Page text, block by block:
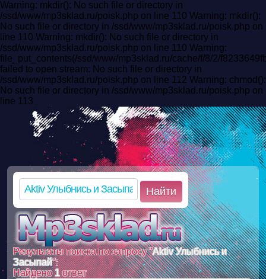
Warning: mkdir(): No such file or directory in
/ssd/www/mp3sklad.ru/poisk.php on line 110 Warning: mkdir():
No such file or directory in /ssd/www/mp3sklad.ru/poisk.php on
line 110 Warning: mkdir(): No such file or directory in
/ssd/www/mp3sklad.ru/poisk.php on line 110 Warning:
file_put_contents(/ssd/www/mp3sklad.ru/cache/f/8/2/
failed to open stream: No such file or directory in
/ssd/www/mp3sklad.ru/poisk.php on line 112 Warning: chmod():
No such file or directory in /ssd/www/mp3sklad.ru/poisk.php on
line 113
Найти
Результаты поиска по запросу "Aktiv Улыбнись и
Засыпай":
Найдено1ответ